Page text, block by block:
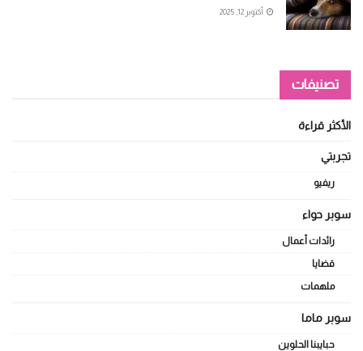
أكتوبر 12, 2025
تصنيفات
الأكثر قراءة
تجربتي
ريفيو
سوبر حواء
رائدات أعمال
قضايا
ملهمات
سوبر ماما
حبايبنا الحلوين